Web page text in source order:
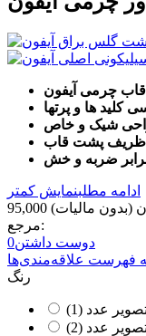
ها و پرتها
شیک و خاص
پشت قاب
ضربه و خش
ادامه مطلبنمایش کمتر
(بدون مالیات)
مرجع:
دوست داشتن0
فهرست علاقه‌مندی‌ها
رنگ
عدد (1)
عدد (2)